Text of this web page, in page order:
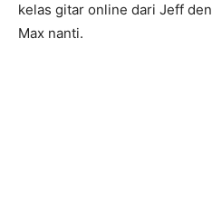
kelas gitar online dari Jeff
Max nanti.